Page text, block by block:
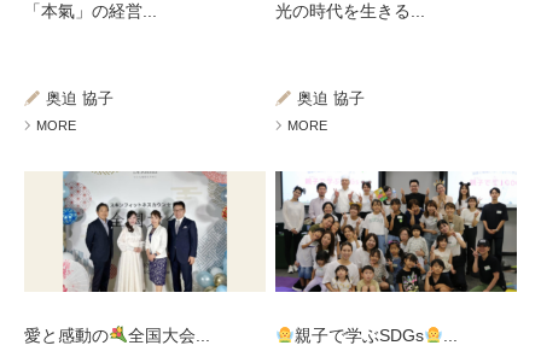
「本氣」の経営...
奥迫 協子
MORE
光の時代を生きる...
奥迫 協子
MORE
愛と感動の 全国大会... 親子で学ぶSDGs